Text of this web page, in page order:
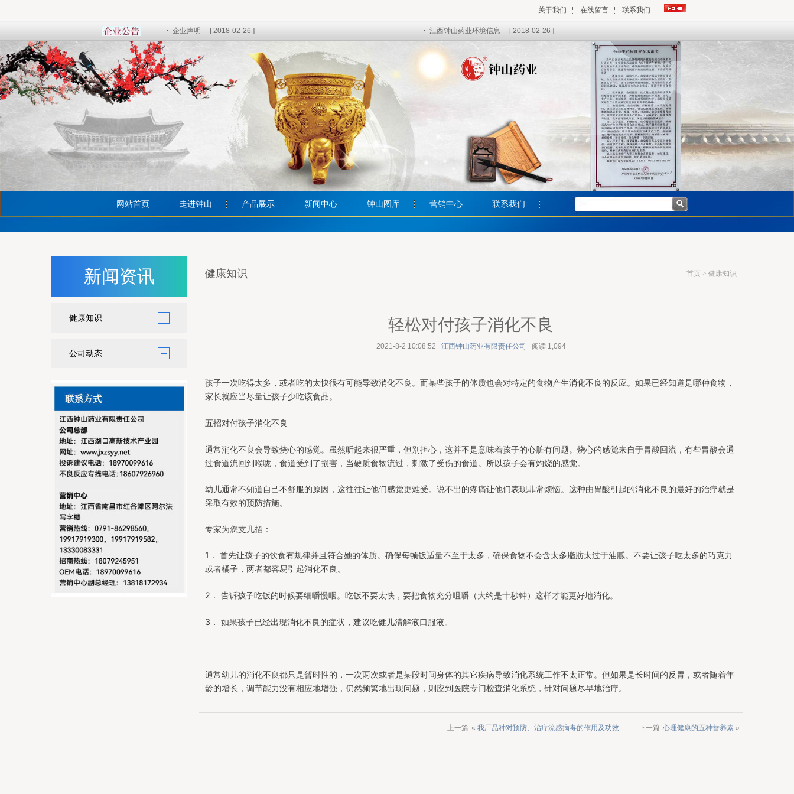
关于我们 在线留言 联系我们
企业声明 [ 2018-02-26 ] 江西钟山药业环境信息 [ 2018-02-26 ]
网站首页 走进钟山 产品展示 新闻中心 钟山图库 营销中心 联系我们
新闻资讯
健康知识
公司动态
健康知识 首页 > 健康知识
轻松对付孩子消化不良
2021-8-2 10:08:52 江西钟山药业有限责任公司 阅读1,094
孩子一次吃得太多，或者吃的太快很有可能导致消化不良。而某些孩子的体质也会对特定的食物产生消化不良的反应。如果已经知道是哪种食物，
家长就应当尽量让孩子少吃该食品。
五招对付孩子消化不良
通常消化不良会导致烧心的感觉。虽然听起来很严重，但别担心，这并不是意味着孩子的心脏有问题。烧心的感觉来自于胃酸回流，有些胃酸会通
过食道流回到喉咙，食道受到了损害，当硬质食物流过，刺激了受伤的食道。所以孩子会有灼烧的感觉。
幼儿通常不知道自己不舒服的原因，这往往让他们感觉更难受。说不出的疼痛让他们表现非常烦恼。这种由胃酸引起的消化不良的最好的治疗就是
采取有效的预防措施。
专家为您支几招：
1． 首先让孩子的饮食有规律并且符合她的体质。确保每顿饭适量不至于太多，确保食物不会含太多脂肪太过于油腻。不要让孩子吃太多的巧克力
或者橘子，两者都容易引起消化不良。
2． 告诉孩子吃饭的时候要细嚼慢咽。吃饭不要太快，要把食物充分咀嚼（大约是十秒钟）这样才能更好地消化。
3． 如果孩子已经出现消化不良的症状，建议吃健儿清解液口服液。
通常幼儿的消化不良都只是暂时性的，一次两次或者是某段时间身体的其它疾病导致消化系统工作不太正常。但如果是长时间的反胃，或者随着年
龄的增长，调节能力没有相应地增强，仍然频繁地出现问题，则应到医院专门检查消化系统，针对问题尽早地治疗。
上一篇 « 我厂品种对预防、治疗流感病毒的作用及功效 下一篇 心理健康的五种营养素 »